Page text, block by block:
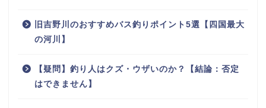
旧吉野川のおすすめバス釣りポイント5選【四国最大
の河川】
【疑問】釣り人はクズ・ウザいのか？【結論：否定
はできません】